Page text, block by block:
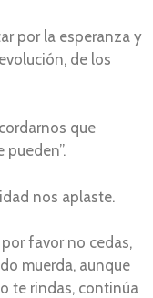
por la esperanza y
de los
que
pueden”.
nos aplaste.
favor no cedas,
muerda, aunque
te rindas, continúa